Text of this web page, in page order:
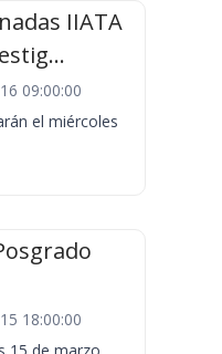
IIATA
09:00:00
el miércoles
18:00:00